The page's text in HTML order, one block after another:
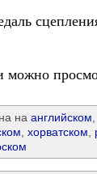
можно
на английском
хорватском